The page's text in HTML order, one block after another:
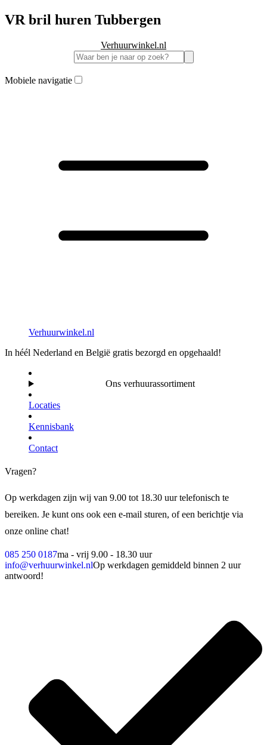
VR bril huren Tubbergen
Verhuurwinkel.nl
Mobiele navigatie
Verhuurwinkel.nl
In héél Nederland en België gratis bezorgd en opgehaald!
Ons verhuurassortiment
Locaties
Kennisbank
Contact
Vragen?
Op werkdagen zijn wij van 9.00 tot 18.30 uur telefonisch te
bereiken. Je kunt ons ook een e-mail sturen, of een berichtje via
onze online chat!
085 250 0187ma - vrij 9.00 - 18.30 uur
info@verhuurwinkel.nlOp werkdagen gemiddeld binnen 2 uur
antwoord!